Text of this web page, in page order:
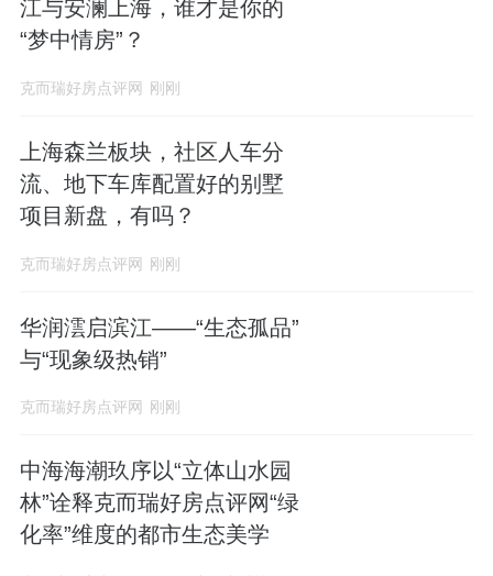
江与安澜上海，谁才是你的
“梦中情房”？
克而瑞好房点评网 刚刚
上海森兰板块，社区人车分
流、地下车库配置好的别墅
项目新盘，有吗？
克而瑞好房点评网 刚刚
华润澐启滨江——“生态孤品”
与“现象级热销”
克而瑞好房点评网 刚刚
中海海潮玖序以“立体山水园
林”诠释克而瑞好房点评网“绿
化率”维度的都市生态美学